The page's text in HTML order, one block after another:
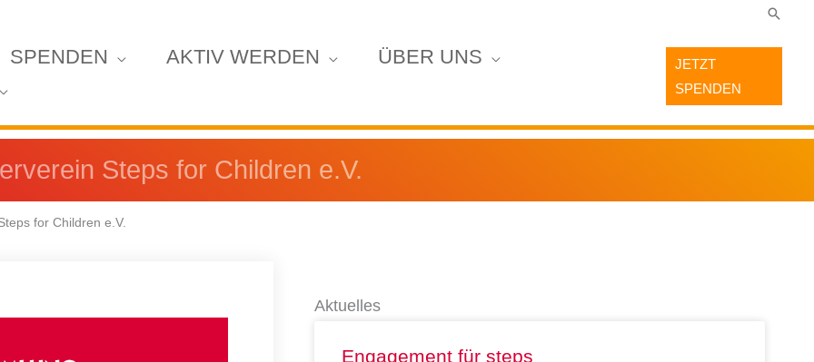
SPENDEN AKTIV WERDEN ÜBER UNS
JETZT
SPENDEN
Steps for Children e.V.
for Children e.V.
Aktuelles
Engagement für steps